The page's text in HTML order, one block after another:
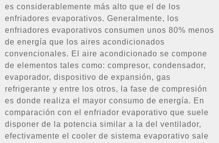
es considerablemente más alto que el de los
enfriadores evaporativos. Generalmente, los
enfriadores evaporativos consumen unos 80% menos
de energía que los aires acondicionados
convencionales. El aire acondicionado se compone
de elementos tales como: compresor, condensador,
evaporador, dispositivo de expansión, gas
refrigerante y entre los otros, la fase de compresión
es donde realiza el mayor consumo de energía. En
comparación con el enfriador evaporativo que suele
disponer de la potencia similar a la del ventilador,
efectivamente el cooler de sistema evaporativo sale